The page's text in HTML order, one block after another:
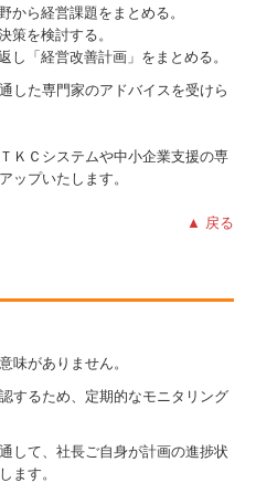
から経営課題をまとめる。
策を検討する。
し「経営改善計画」をまとめる。
した専門家のアドバイスを受けら
ＫＣシステムや中小企業支援の専
ップいたします。
▲ 戻る
味がありません。
するため、定期的なモニタリング
して、社長ご自身が計画の進捗状
ます。